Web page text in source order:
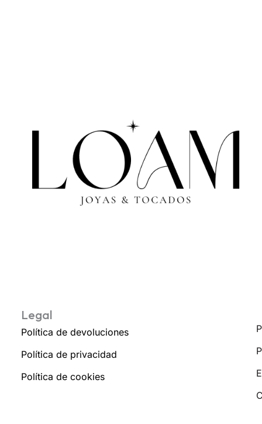
Legal
Política de devoluciones
Política de privacidad
Política de cookies